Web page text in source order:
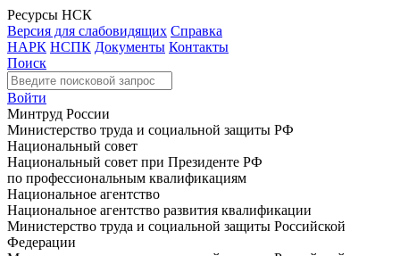
Ресурсы НСК
Версия для слабовидящих Справка
НАРК НСПК Документы Контакты
Поиск
Войти
Минтруд России
Министерство труда и социальной защиты РФ
Национальный совет
Национальный совет при Президенте РФ
по профессиональным квалификациям
Национальное агентство
Национальное агентство развития квалификации
Министерство труда и социальной защиты Российской
Федерации